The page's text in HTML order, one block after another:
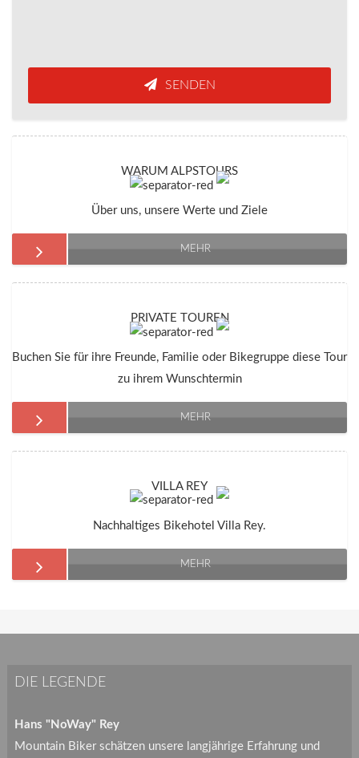
SENDEN
WARUM ALPSTOURS
Über uns, unsere Werte und Ziele
MEHR
PRIVATE TOUREN
Buchen Sie für ihre Freunde, Familie oder Bikegruppe diese Tour
zu ihrem Wunschtermin
MEHR
VILLA REY
Nachhaltiges Bikehotel Villa Rey.
MEHR
DIE LEGENDE
Hans "NoWay" Rey
Mountain Biker schätzen unsere langjährige Erfahrung und